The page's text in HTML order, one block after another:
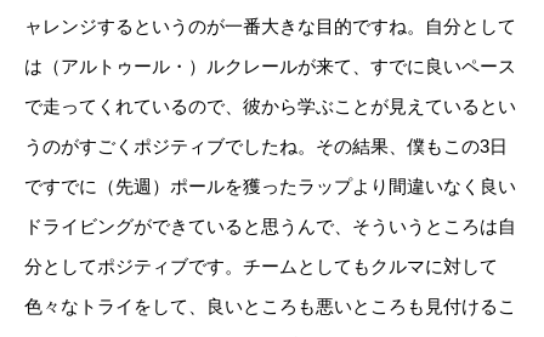
ャレンジするというのが一番大きな目的ですね。自分として
は（アルトゥール・）ルクレールが来て、すでに良いペース
で走ってくれているので、彼から学ぶことが見えているとい
うのがすごくポジティブでしたね。その結果、僕もこの3日
ですでに（先週）ポールを獲ったラップより間違いなく良い
ドライビングができていると思うんで、そういうところは自
分としてポジティブです。チームとしてもクルマに対して
色々なトライをして、良いところも悪いところも見付けるこ